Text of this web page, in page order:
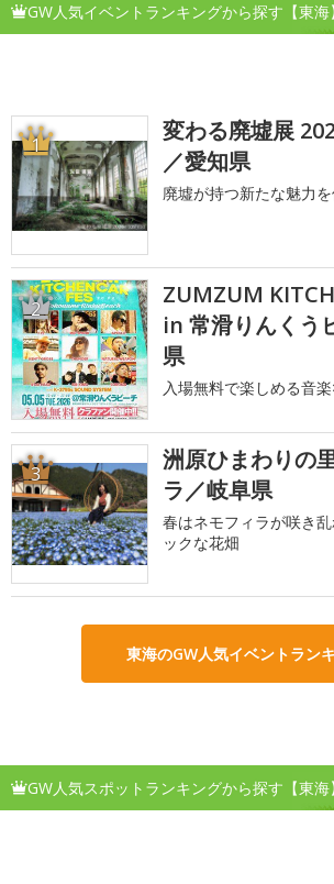
GW人気イベントランキングから探す【東海
1
変わる廃墟展
／愛知県
廃墟が持つ新たな魅力
2
ZUMZUM
in 常滑りんくう
県
入場無料で楽しめる音
3
洲原ひまわりの
ラ／岐阜県
春はネモフィラが咲き
ックな花畑
東海のGW人気イベントラン
GW人気スポットランキングから探す【東海】